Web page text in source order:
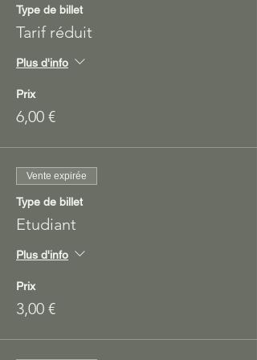
Type de billet
Tarif réduit
Plus d'info
Prix
6,00 €
Vente expirée
Type de billet
Etudiant
Plus d'info
Prix
3,00 €